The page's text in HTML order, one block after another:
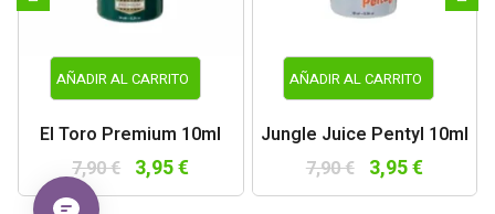
AÑADIR AL CARRITO
El Toro Premium 10ml
7,90 € 3,95 €
AÑADIR AL CARRITO
Jungle Juice Pentyl 10ml
7,90 € 3,95 €